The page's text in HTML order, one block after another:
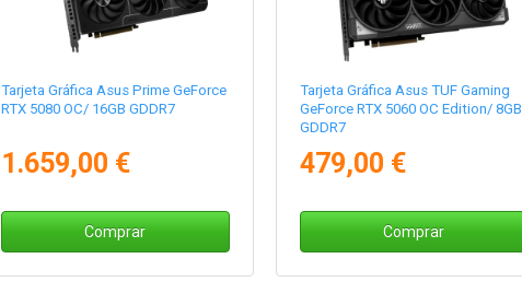
Tarjeta Gráfica Asus Prime GeForce
RTX 5080 OC/ 16GB GDDR7
1.659,00 €
Comprar
Tarjeta Gráfica Asus TUF Gaming
GeForce RTX 5060 OC Edition/ 8GB
GDDR7
479,00 €
Comprar